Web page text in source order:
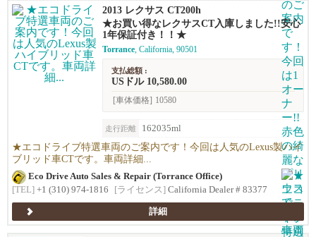
2013 レクサス CT200h
★お買い得なレクサスCT入庫しました!!安心
1年保証付き！！★
Torrance, California, 90501
支払総額 :
USドル 10,580.00
[車体価格] 10580
走行距離 162035ml
★エコドライブ特選車両のご案内です！今回は人気のLexus製ハイ
ブリッド車CTです。車両詳細...
Eco Drive Auto Sales & Repair (Torrance Office)
[TEL] +1 (310) 974-1816 [ライセンス] California Dealer # 83377
詳細